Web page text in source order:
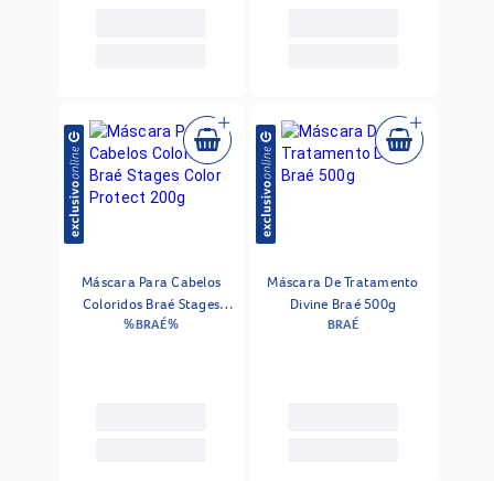
Máscara Para Cabelos
Coloridos Braé Stages
Color Protect 200g
%BRAÉ%
Máscara De Tratamento
Divine Braé 500g
BRAÉ